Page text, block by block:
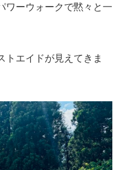
ワーウォークで黙々と一
トエイドが見えてきま